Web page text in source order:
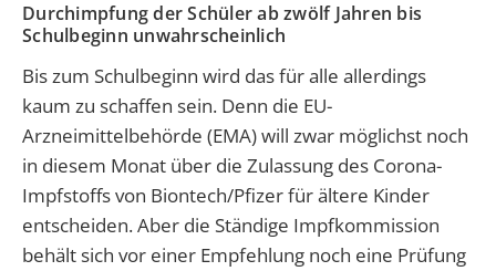
Durchimpfung der Schüler ab zwölf Jahren bis
Schulbeginn unwahrscheinlich
Bis zum Schulbeginn wird das für alle allerdings
kaum zu schaffen sein. Denn die EU-
Arzneimittelbehörde (EMA) will zwar möglichst noch
in diesem Monat über die Zulassung des Corona-
Impfstoffs von Biontech/Pfizer für ältere Kinder
entscheiden. Aber die Ständige Impfkommission
behält sich vor einer Empfehlung noch eine Prüfung